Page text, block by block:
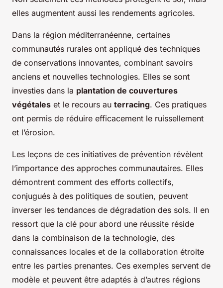
elles augmentent aussi les rendements agricoles.
Dans la région méditerranéenne, certaines
communautés rurales ont appliqué des techniques
de conservations innovantes, combinant savoirs
anciens et nouvelles technologies. Elles se sont
investies dans la plantation de couvertures
végétales et le recours au terracing. Ces pratiques
ont permis de réduire efficacement le ruissellement
et l’érosion.
Les leçons de ces initiatives de prévention révèlent
l’importance des approches communautaires. Elles
démontrent comment des efforts collectifs,
conjugués à des politiques de soutien, peuvent
inverser les tendances de dégradation des sols. Il en
ressort que la clé pour abord une réussite réside
dans la combinaison de la technologie, des
connaissances locales et de la collaboration étroite
entre les parties prenantes. Ces exemples servent de
modèle et peuvent être adaptés à d’autres régions